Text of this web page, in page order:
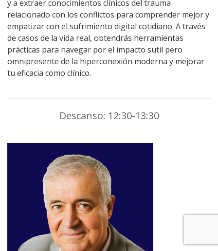
y a extraer conocimientos clínicos del trauma
relacionado con los conflictos para comprender mejor y
empatizar con el sufrimiento digital cotidiano. A través
de casos de la vida real, obtendrás herramientas
prácticas para navegar por el impacto sutil pero
omnipresente de la hiperconexión moderna y mejorar
tu eficacia como clínico.
Descanso: 12:30-13:30